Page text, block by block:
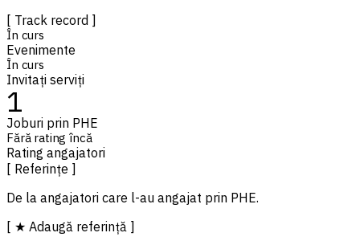
[ Track record ]
În curs
Evenimente
În curs
Invitați serviți
1
Joburi prin PHE
Fără rating încă
Rating angajatori
[ Referințe ]
De la angajatori care l-au angajat prin PHE.
[ ★ Adaugă referință ]